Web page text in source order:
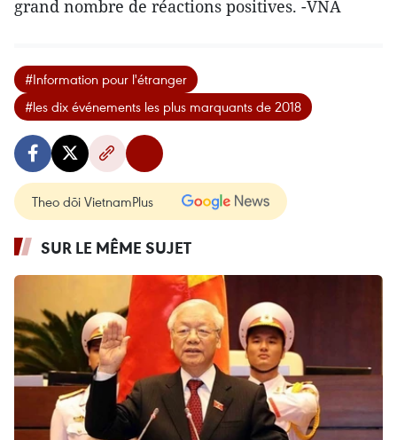
grand nombre de réactions positives. -VNA
#Information pour l'étranger
#les dix événements les plus marquants de 2018
Theo dõi VietnamPlus
SUR LE MÊME SUJET